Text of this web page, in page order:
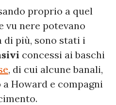
proprio a quel
vu nere potevano
di più, sono stati i
concessi ai baschi
, di cui alcune banali,
Howard e compagni